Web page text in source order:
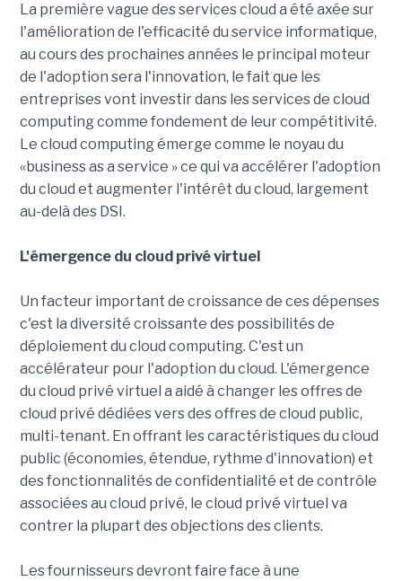
La première vague des services cloud a été axée sur
l'amélioration de l'efficacité du service informatique,
au cours des prochaines années le principal moteur
de l'adoption sera l'innovation, le fait que les
entreprises vont investir dans les services de cloud
computing comme fondement de leur compétitivité.
Le cloud computing émerge comme le noyau du
«business as a service » ce qui va accélérer l'adoption
du cloud et augmenter l'intérêt du cloud, largement
au-delà des DSI.
L'émergence du cloud privé virtuel
Un facteur important de croissance de ces dépenses
c'est la diversité croissante des possibilités de
déploiement du cloud computing. C'est un
accélérateur pour l'adoption du cloud. L'émergence
du cloud privé virtuel a aidé à changer les offres de
cloud privé dédiées vers des offres de cloud public,
multi-tenant. En offrant les caractéristiques du cloud
public (économies, étendue, rythme d'innovation) et
des fonctionnalités de confidentialité et de contrôle
associées au cloud privé, le cloud privé virtuel va
contrer la plupart des objections des clients.
Les fournisseurs devront faire face à une